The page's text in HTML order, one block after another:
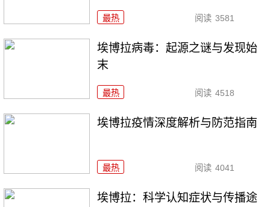
最热 阅读 3581
埃博拉病毒：起源之谜与发现始
末
最热 阅读 4518
埃博拉疫情深度解析与防范指南
最热 阅读 4041
埃博拉：科学认知症状与传播途